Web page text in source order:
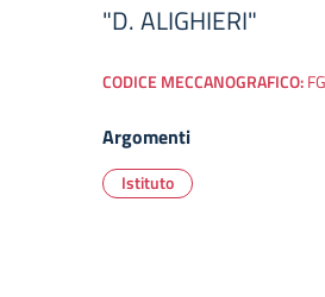
"D. ALIGHIERI"
CODICE MECCANOGRAFICO:
Argomenti
Istituto